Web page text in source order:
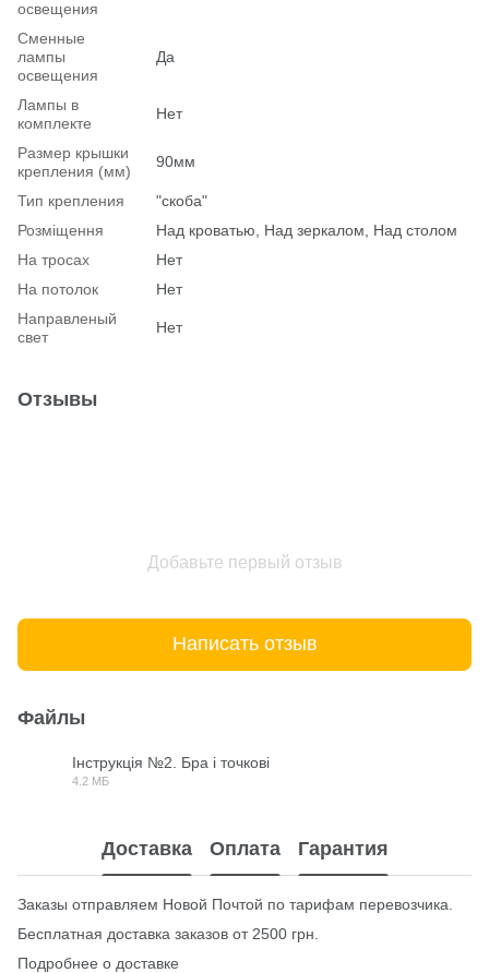
освещения
Сменные
лампы
освещения
Да
Лампы в
комплекте
Нет
Размер крышки
крепления (мм)
90мм
Тип крепления
"скоба"
Розміщення
Над кроватью, Над зеркалом, Над столом
На тросах
Нет
На потолок
Нет
Hаправленый
свет
Нет
Отзывы
Добавьте первый отзыв
Написать отзыв
Файлы
Інструкція №2. Бра і точкові
4.2 МБ
Доставка Оплата Гарантия
Заказы отправляем Новой Почтой по тарифам перевозчика.
Бесплатная доставка заказов от 2500 грн.
Подробнее о доставке